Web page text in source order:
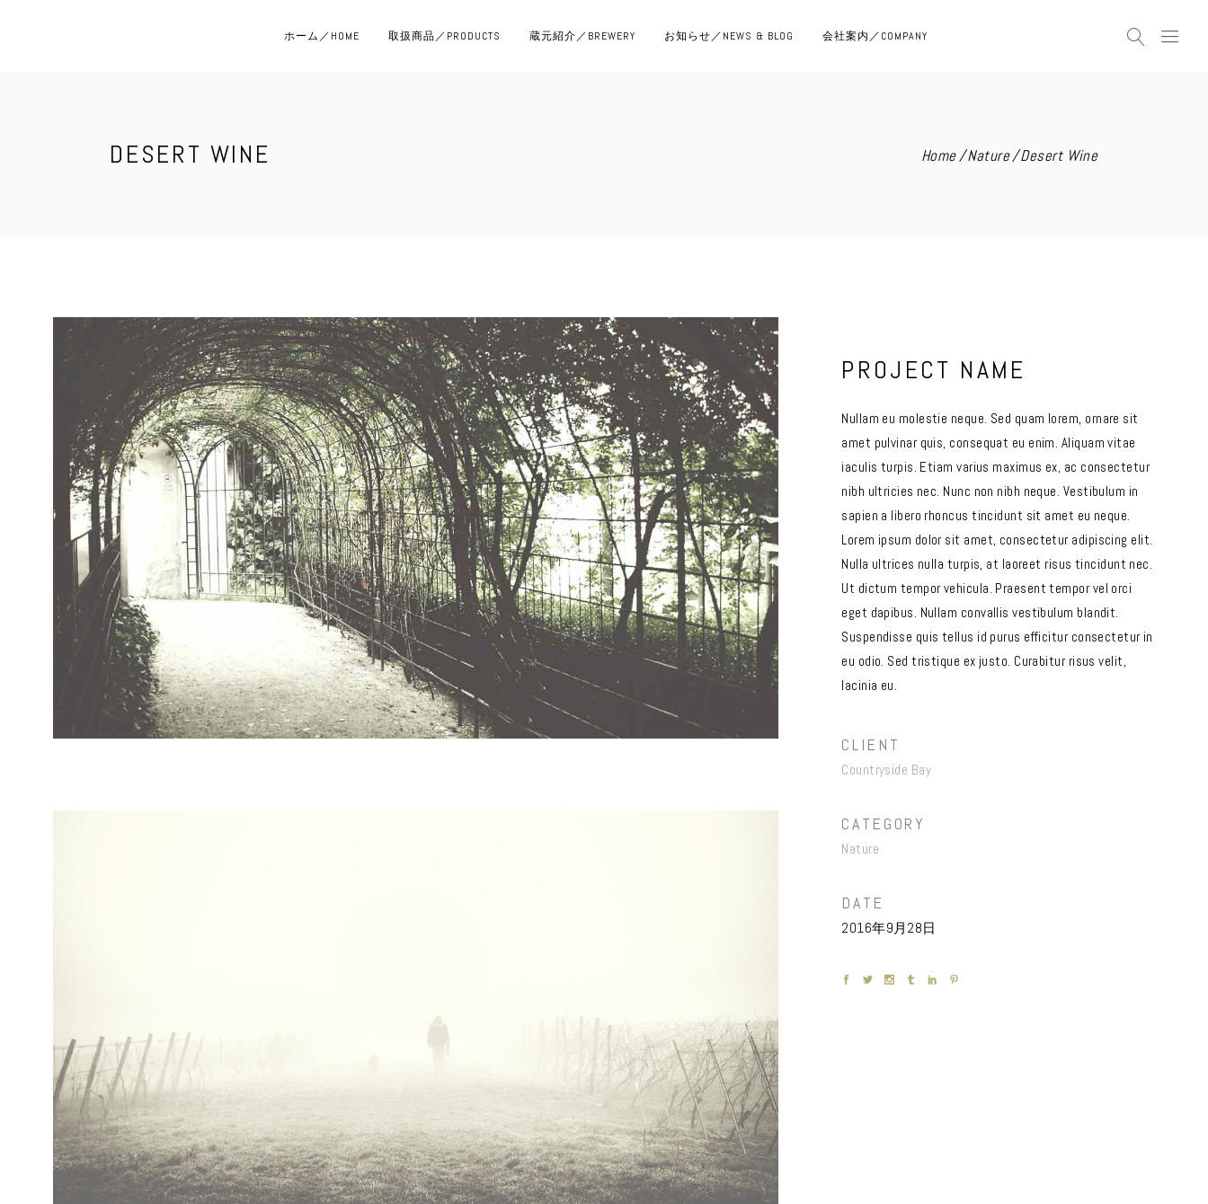
ホーム／HOME 取扱商品／PRODUCTS 蔵元紹介／BREWERY お知らせ／NEWS & BLOG 会社案内／COMPANY
DESERT WINE Home Nature Desert Wine
PROJECT NAME
Nullam eu molestie neque. Sed quam lorem, ornare sit
amet pulvinar quis, consequat eu enim. Aliquam vitae
iaculis turpis. Etiam varius maximus ex, ac consectetur
nibh ultricies nec. Nunc non nibh neque. Vestibulum in
sapien a libero rhoncus tincidunt sit amet eu neque.
Lorem ipsum dolor sit amet, consectetur adipiscing elit.
Nulla ultrices nulla turpis, at laoreet risus tincidunt nec.
Ut dictum tempor vehicula. Praesent tempor vel orci
eget dapibus. Nullam convallis vestibulum blandit.
Suspendisse quis tellus id purus efficitur consectetur in
eu odio. Sed tristique ex justo. Curabitur risus velit,
lacinia eu.
CLIENT
Countryside Bay
CATEGORY
Nature
DATE
2016年9月28日